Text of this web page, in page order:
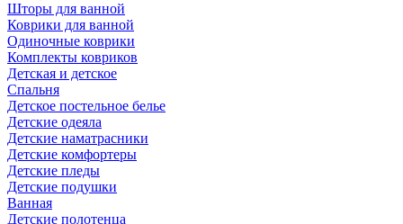
Шторы для ванной
Коврики для ванной
Одиночные коврики
Комплекты ковриков
Детская и детское
Спальня
Детское постельное белье
Детские одеяла
Детские наматрасники
Детские комфортеры
Детские пледы
Детские подушки
Ванная
Детские полотенца